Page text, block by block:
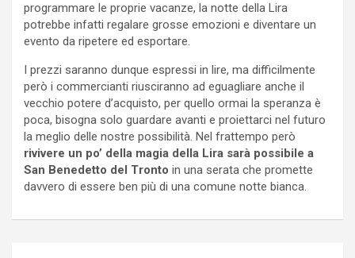
programmare le proprie vacanze, la notte della Lira
potrebbe infatti regalare grosse emozioni e diventare un
evento da ripetere ed esportare.
I prezzi saranno dunque espressi in lire, ma difficilmente
però i commercianti riusciranno ad eguagliare anche il
vecchio potere d’acquisto, per quello ormai la speranza è
poca, bisogna solo guardare avanti e proiettarci nel futuro
la meglio delle nostre possibilità. Nel frattempo però
rivivere un po’ della magia della Lira sarà possibile a
San Benedetto del Tronto in una serata che promette
davvero di essere ben più di una comune notte bianca.